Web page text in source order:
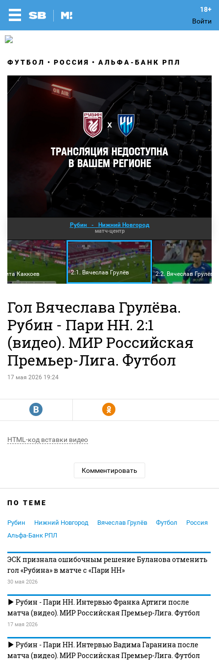
Войти
ФУТБОЛ РОССИЯ АЛЬФА-БАНК РПЛ
Рубин - Нижний Новгород
матч-центр
Каккоев 2:1. Вячеслав Грулёв 2:2. Вячеслав Грулёв
Гол Вячеслава Грулёва.
Рубин - Пари НН. 2:1
(видео). МИР Российская
Премьер-Лига. Футбол
17 мая 2026 19:24
R Y
HTML-код вставки видео
Комментировать
ПО ТЕМЕ
Рубин Нижний Новгород Вячеслав Грулёв Футбол
Россия
Альфа-Банк РПЛ
ЭСК признала ошибочным решение Буланова отменить
гол «Рубина» в матче с «Пари НН»
30 мая 2026
Рубин - Пари НН. Интервью Франка Артиги после
матча (видео). МИР Российская Премьер-Лига. Футбол
17 мая 2026
Рубин - Пари НН. Интервью Вадима Гаранина после
матча (видео). МИР Российская Премьер-Лига. Футбол